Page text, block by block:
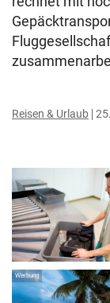
Reisen & Urlaub
Werbung